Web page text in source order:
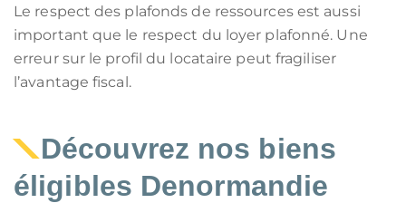
Le respect des plafonds de ressources est aussi
important que le respect du loyer plafonné. Une
erreur sur le profil du locataire peut fragiliser
l’avantage fiscal.
Découvrez nos biens
éligibles Denormandie